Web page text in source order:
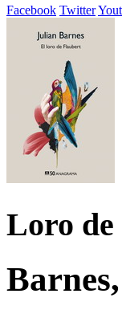
Facebook Twitter
Loro